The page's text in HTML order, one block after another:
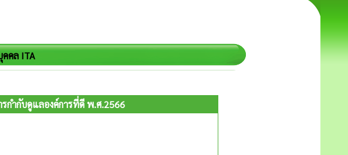
คล ITA
กำกับดูแลองค์การที่ดี พ.ศ.2566